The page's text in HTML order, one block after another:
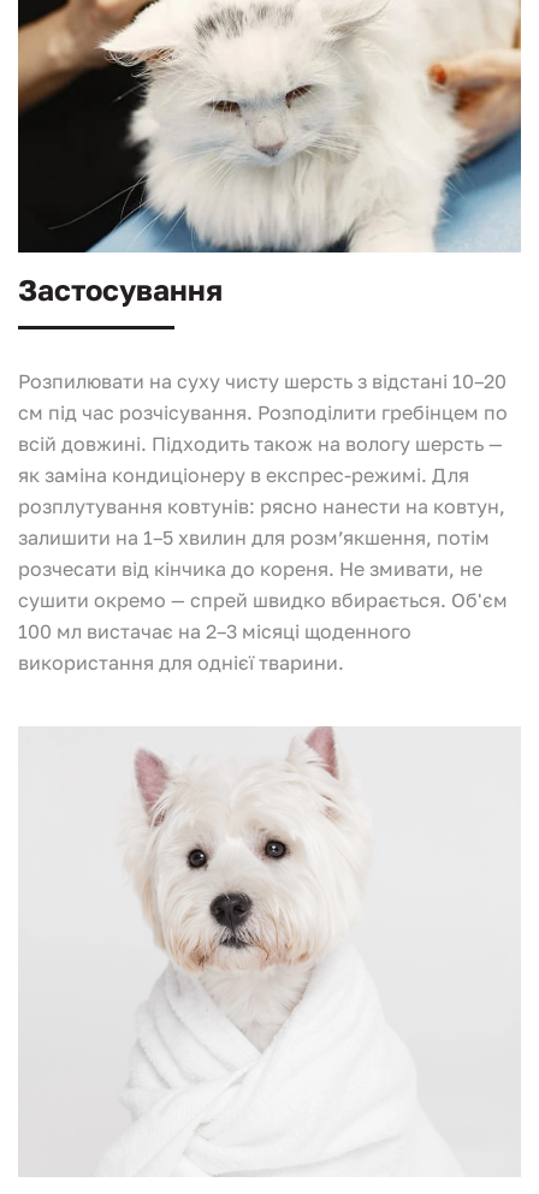
Застосування
Розпилювати на суху чисту шерсть з відстані 10–20
см під час розчісування. Розподілити гребінцем по
всій довжині. Підходить також на вологу шерсть —
як заміна кондиціонеру в експрес-режимі. Для
розплутування ковтунів: рясно нанести на ковтун,
залишити на 1–5 хвилин для розмʼякшення, потім
розчесати від кінчика до кореня. Не змивати, не
сушити окремо — спрей швидко вбирається. Об'єм
100 мл вистачає на 2–3 місяці щоденного
використання для однієї тварини.